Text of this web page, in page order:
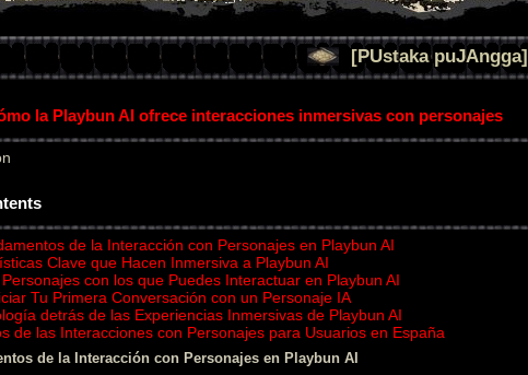
[PUstaka puJAngga]
la Playbun AI ofrece interacciones inmersivas con personajes
de la Interacción con Personajes en Playbun AI
Clave que Hacen Inmersiva a Playbun AI
con los que Puedes Interactuar en Playbun AI
Tu Primera Conversación con un Personaje IA
detrás de las Experiencias Inmersivas de Playbun AI
de las Interacciones con Personajes para Usuarios en España
de la Interacción con Personajes en Playbun AI